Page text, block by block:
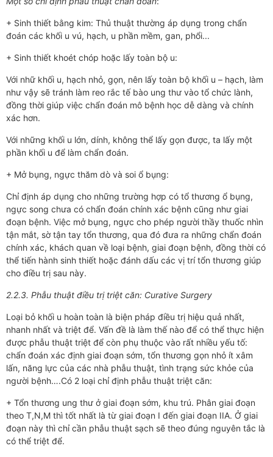
+ Sinh thiết bằng kim: Thủ thuật thường áp dụng trong chẩn
đoán các khối u vú, hạch, u phần mềm, gan, phổi...
+ Sinh thiết khoét chóp hoặc lấy toàn bộ u:
Với nhữ khối u, hạch nhỏ, gọn, nên lấy toàn bộ khối u – hạch, làm
như vậy sẽ tránh làm reo rắc tế bào ung thư vào tổ chức lành,
đồng thời giúp việc chẩn đoán mô bệnh học dễ dàng và chính
xác hơn.
Với những khối u lớn, dính, không thể lấy gọn được, ta lấy một
phần khối u để làm chẩn đoán.
+ Mở bụng, ngực thăm dò và soi ổ bụng:
Chỉ định áp dụng cho những trường hợp có tổ thương ổ bụng,
ngực song chưa có chẩn đoán chính xác bệnh cũng như giai
đoạn bệnh. Việc mở bụng, ngực cho phép người thầy thuốc nhìn
tận mắt, sờ tận tay tổn thương, qua đó đưa ra những chẩn đoán
chính xác, khách quan về loại bệnh, giai đoạn bệnh, đồng thời có
thể tiến hành sinh thiết hoặc đánh dấu các vị trí tổn thương giúp
cho điều trị sau này.
2.2.3. Phẫu thuật điều trị triệt căn: Curative Surgery
Loại bỏ khối u hoàn toàn là biện pháp điều trị hiệu quả nhất,
nhanh nhất và triệt để. Vấn đề là làm thế nào để có thể thực hiện
được phẫu thuật triệt để còn phụ thuộc vào rất nhiều yếu tố:
chẩn đoán xác định giai đoạn sớm, tổn thương gọn nhỏ ít xâm
lấn, năng lực của các nhà phẫu thuật, tình trạng sức khỏe của
người bệnh….Có 2 loại chỉ định phẫu thuật triệt căn:
+ Tổn thương ung thư ở giai đoạn sớm, khu trú. Phân giai đoạn
theo T,N,M thì tốt nhất là từ giai đoạn I đến giai đoạn IIA. Ở giai
đoạn này thì chỉ cần phẫu thuật sạch sẽ theo đúng nguyên tắc là
có thể triệt để.